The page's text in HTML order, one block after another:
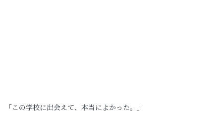
「この学校に出会えて、本当によかった。」